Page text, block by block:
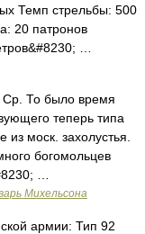
Темп стрельбы: 500
20 патронов
…
Ср. То было время
теперь типа
моск. захолустья.
богомольцев
…
Михельсона
армии: Тип 92